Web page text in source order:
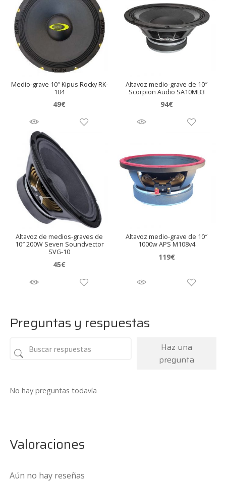
Medio-grave 10″ Kipus Rocky RK-
104
49€
Altavoz medio-grave de 10″
Scorpion Audio SA10MB3
94€
Altavoz de medios-graves de
10″ 200W Seven Soundvector
SVG-10
45€
Altavoz medio-grave de 10″
1000w APS M108v4
119€
Preguntas y respuestas
Haz una
pregunta
No hay preguntas todavía
Valoraciones
Aún no hay reseñas